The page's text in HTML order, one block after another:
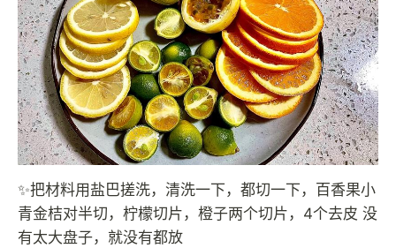
✨把材料用盐巴搓洗，清洗一下，都切一下，百香果小
青金桔对半切，柠檬切片，橙子两个切片，4个去皮 没
有太大盘子，就没有都放